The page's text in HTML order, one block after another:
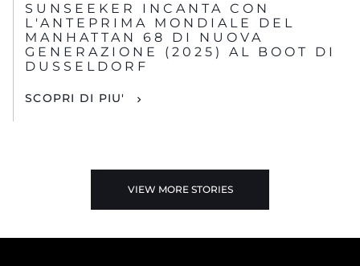
SUNSEEKER INCANTA CON
L'ANTEPRIMA MONDIALE DEL
MANHATTAN 68 DI NUOVA
GENERAZIONE (2025) AL BOOT DI
DUSSELDORF
SCOPRI DI PIU'
VIEW MORE STORIES